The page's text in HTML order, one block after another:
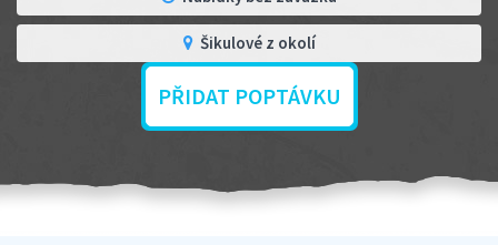
Šikulové z okolí
PŘIDAT POPTÁVKU